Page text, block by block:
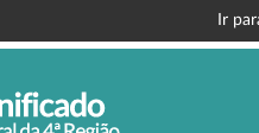
Ir